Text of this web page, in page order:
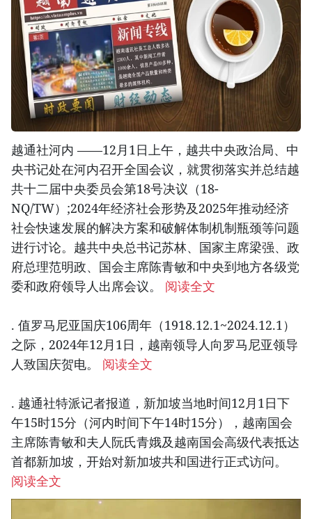
越通社河内 ——12月1日上午，越共中央政治局、中
央书记处在河内召开全国会议，就贯彻落实并总结越
共十二届中央委员会第18号决议（18-
NQ/TW）;2024年经济社会形势及2025年推动经济
社会快速发展的解决方案和破解体制机制瓶颈等问题
进行讨论。越共中央总书记苏林、国家主席梁强、政
府总理范明政、国会主席陈青敏和中央到地方各级党
委和政府领导人出席会议。 阅读全文
. 值罗马尼亚国庆106周年（1918.12.1~2024.12.1）
之际，2024年12月1日，越南领导人向罗马尼亚领导
人致国庆贺电。 阅读全文
. 越通社特派记者报道，新加坡当地时间12月1日下
午15时15分（河内时间下午14时15分），越南国会
主席陈青敏和夫人阮氏青娥及越南国会高级代表抵达
首都新加坡，开始对新加坡共和国进行正式访问。
阅读全文